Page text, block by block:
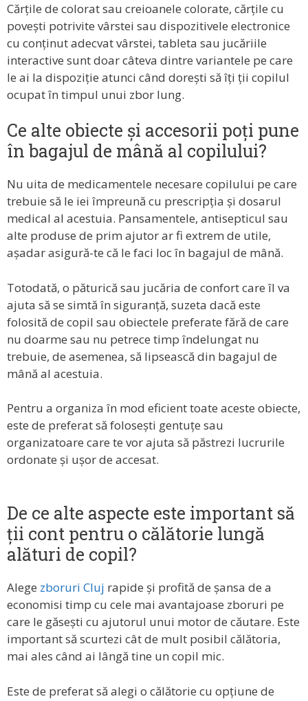
Cărțile de colorat sau creioanele colorate, cărțile cu
povești potrivite vârstei sau dispozitivele electronice
cu conținut adecvat vârstei, tableta sau jucăriile
interactive sunt doar câteva dintre variantele pe care
le ai la dispoziție atunci când dorești să îți ții copilul
ocupat în timpul unui zbor lung.
Ce alte obiecte și accesorii poți pune
în bagajul de mână al copilului?
Nu uita de medicamentele necesare copilului pe care
trebuie să le iei împreună cu prescripția și dosarul
medical al acestuia. Pansamentele, antisepticul sau
alte produse de prim ajutor ar fi extrem de utile,
așadar asigură-te că le faci loc în bagajul de mână.
Totodată, o păturică sau jucăria de confort care îl va
ajuta să se simtă în siguranță, suzeta dacă este
folosită de copil sau obiectele preferate fără de care
nu doarme sau nu petrece timp îndelungat nu
trebuie, de asemenea, să lipsească din bagajul de
mână al acestuia.
Pentru a organiza în mod eficient toate aceste obiecte,
este de preferat să folosești gentuțe sau
organizatoare care te vor ajuta să păstrezi lucrurile
ordonate și ușor de accesat.
De ce alte aspecte este important să
ții cont pentru o călătorie lungă
alături de copil?
Alege zboruri Cluj rapide și profită de șansa de a
economisi timp cu cele mai avantajoase zboruri pe
care le găsești cu ajutorul unui motor de căutare. Este
important să scurtezi cât de mult posibil călătoria,
mai ales când ai lângă tine un copil mic.
Este de preferat să alegi o călătorie cu opțiune de